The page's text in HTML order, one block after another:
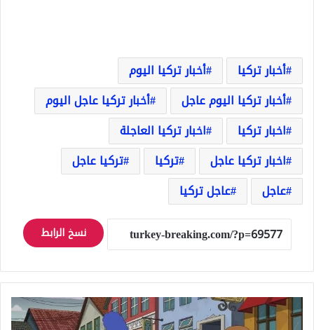
أخبار تركيا
أخبار تركيا اليوم
أخبار تركيا اليوم عاجل
أخبار تركيا عاجل اليوم
اخبار تركيا
اخبار تركيا العاجلة
اخبار تركيا عاجل
تركيا
تركيا عاجل
عاجل
عاجل تركيا
نسخ الرابط
وظيفة
براتب